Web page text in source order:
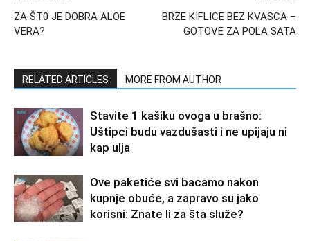
ZA ŠT0 JE DOBRA ALOE
VERA?
BRZE KIFLICE BEZ KVASCA –
GOTOVE ZA POLA SATA
RELATED ARTICLES MORE FROM AUTHOR
Stavite 1 kašiku ovoga u brašno:
Uštipci budu vazdušasti i ne upijaju ni
kap ulja
Ove paketiće svi bacamo nakon
kupnje obuće, a zapravo su jako
korisni: Znate li za šta služe?